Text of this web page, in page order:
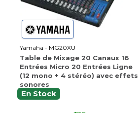
Yamaha - MG20XU
Table de Mixage 20 Canaux 16
Entrées Micro 20 Entrées Ligne
(12 mono + 4 stéréo) avec effets
sonores
En Stock